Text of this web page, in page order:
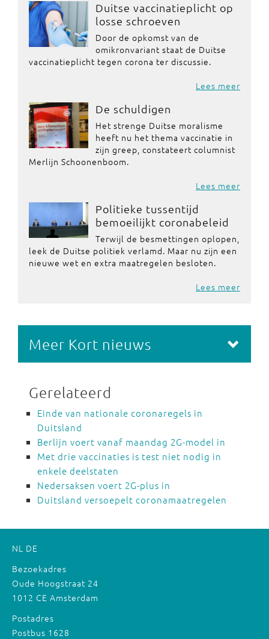
Duitse vaccinatieplicht op
losse schroeven
Door de opkomst van de
omikronvariant staat de Duitse
vaccinatieplicht tegen corona ter discussie.
Lees meer
De schuldigen
Het strenge Duitse moralisme
heeft nu het thema vaccinatie in
zijn greep, constateert columnist
Merlijn Schoonenboom.
Lees meer
Politieke tussentijd
bemoeilijkt coronabeleid
Terwijl de besmettingen oplopen,
leek de Duitse politiek verlamd. Maar nu zijn een
nieuwe wet en extra maatregelen besloten.
Lees meer
Meer Kort nieuws
Gerelateerd
Einde van nationale coronaregels in
Duitsland
Berlijn voert vanaf maandag 2G-model in
Met drie vaccinaties is test niet nodig in
enkele deelstaten
Nedersaksen voert 2G-plus in
Duitsland versoepelt coronamaatregelen
NL DE
Bezoekadres
Oude Hoogstraat 24
1012 CE Amsterdam
Postadres
Postbus 1628